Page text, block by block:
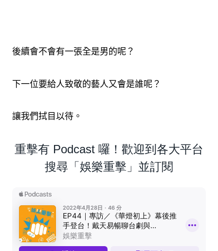
後續會不會有一張全是男的呢？
下一位要給人致敬的藝人又會是誰呢？
讓我們拭目以待。
重擊有 Podcast 囉！歡迎到各大平台
搜尋「娛樂重擊」並訂閱